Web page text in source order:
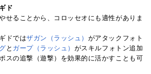
ド
せることから、コロッセオにも適性がありま
ドではザガン（ラッシュ） がアタックフォト
と ガープ（ラッシュ） がスキルフォトン追加
スの追撃（遊撃）を効果的に活かすことも可